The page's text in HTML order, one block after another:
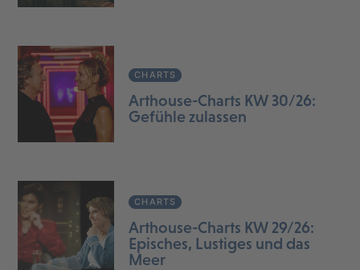
CHARTS
Arthouse-Charts KW 30/26:
Gefühle zulassen
CHARTS
Arthouse-Charts KW 29/26:
Episches, Lustiges und das
Meer